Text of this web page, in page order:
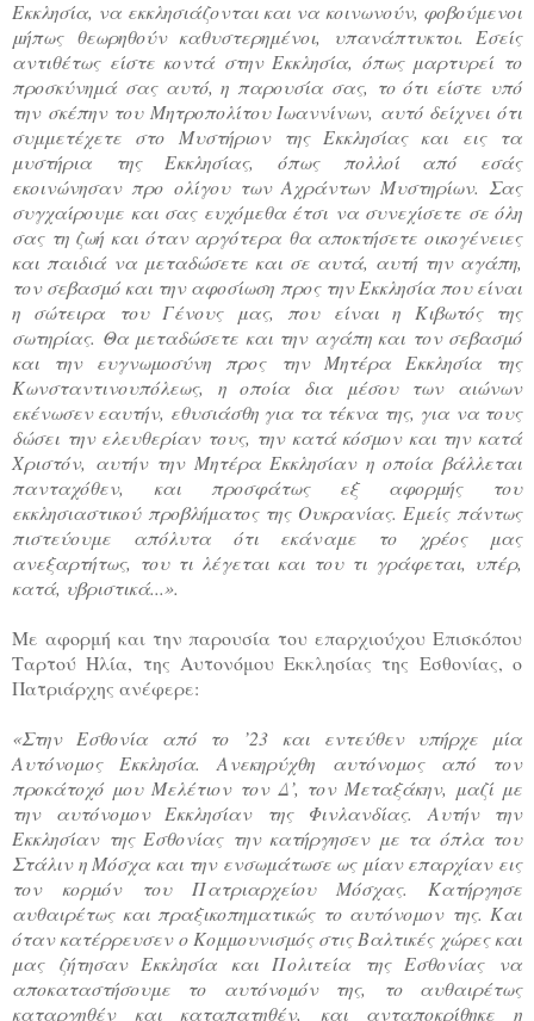
Εκκλησία, να εκκλησιάζονται και να κοινωνούν, φοβούμενοι
μήπως θεωρηθούν καθυστερημένοι, υπανάπτυκτοι. Εσείς
αντιθέτως είστε κοντά στην Εκκλησία, όπως μαρτυρεί το
προσκύνημά σας αυτό, η παρουσία σας, το ότι είστε υπό
την σκέπην του Μητροπολίτου Ιωαννίνων, αυτό δείχνει ότι
συμμετέχετε στο Μυστήριον της Εκκλησίας και εις τα
μυστήρια της Εκκλησίας, όπως πολλοί από εσάς
εκοινώνησαν προ ολίγου των Αχράντων Μυστηρίων. Σας
συγχαίρουμε και σας ευχόμεθα έτσι να συνεχίσετε σε όλη
σας τη ζωή και όταν αργότερα θα αποκτήσετε οικογένειες
και παιδιά να μεταδώσετε και σε αυτά, αυτή την αγάπη,
τον σεβασμό και την αφοσίωση προς την Εκκλησία που είναι
η σώτειρα του Γένους μας, που είναι η Κιβωτός της
σωτηρίας. Θα μεταδώσετε και την αγάπη και τον σεβασμό
και την ευγνωμοσύνη προς την Μητέρα Εκκλησία της
Κωνσταντινουπόλεως, η οποία δια μέσου των αιώνων
εκένωσεν εαυτήν, εθυσιάσθη για τα τέκνα της, για να τους
δώσει την ελευθερίαν τους, την κατά κόσμον και την κατά
Χριστόν, αυτήν την Μητέρα Εκκλησίαν η οποία βάλλεται
πανταχόθεν, και προσφάτως εξ αφορμής του
εκκλησιαστικού προβλήματος της Ουκρανίας. Εμείς πάντως
πιστεύουμε απόλυτα ότι εκάναμε το χρέος μας
ανεξαρτήτως, του τι λέγεται και του τι γράφεται, υπέρ,
κατά, υβριστικά...».
Με αφορμή και την παρουσία του επαρχιούχου Επισκόπου
Ταρτού Ηλία, της Αυτονόμου Εκκλησίας της Εσθονίας, ο
Πατριάρχης ανέφερε:
«Στην Εσθονία από το ’23 και εντεύθεν υπήρχε μία
Αυτόνομος Εκκλησία. Ανεκηρύχθη αυτόνομος από τον
προκάτοχό μου Μελέτιον τον Δ’, τον Μεταξάκην, μαζί με
την αυτόνομον Εκκλησίαν της Φινλανδίας. Αυτήν την
Εκκλησίαν της Εσθονίας την κατήργησεν με τα όπλα του
Στάλιν η Μόσχα και την ενσωμάτωσε ως μίαν επαρχίαν εις
τον κορμόν του Πατριαρχείου Μόσχας. Κατήργησε
αυθαιρέτως και πραξικοπηματικώς το αυτόνομον της. Και
όταν κατέρρευσεν ο Κομμουνισμός στις Βαλτικές χώρες και
μας ζήτησαν Εκκλησία και Πολιτεία της Εσθονίας να
αποκαταστήσουμε το αυτόνομόν της, το αυθαιρέτως
καταργηθέν και καταπατηθέν, και ανταποκρίθηκε η